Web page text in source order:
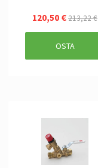
120,50 €213,22 €
OSTA